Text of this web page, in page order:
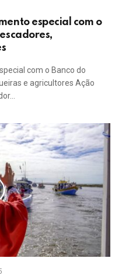
especial com o
com o Banco do
e agricultores Ação